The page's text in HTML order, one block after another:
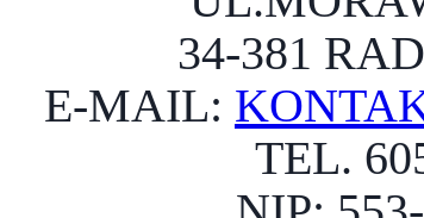
34-381
E-MAIL:
TEL.